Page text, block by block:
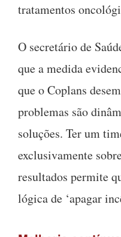
tratamentos
O secretário de
que a medida
que o Coplans
problemas são
soluções. Ter um
exclusivamente
resultados permite
lógica de ‘apagar